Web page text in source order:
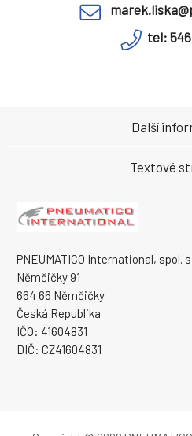
tel: 546
PNEUMATICO International, spol. s
Němčičky 91
664 66 Němčičky
Česká Republika
IČO: 41604831
DIČ: CZ41604831
Další
Textové